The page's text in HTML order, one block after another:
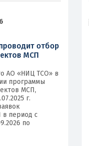
отбор
МСП
АО «НИЦ ТСО» в
программы
МСП,
г.
в период с
по